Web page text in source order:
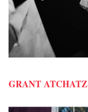
GRANT ATCHATZ